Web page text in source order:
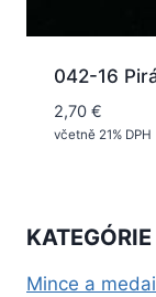
042-16
2,70 €
včetně 21% DPH
Mince a